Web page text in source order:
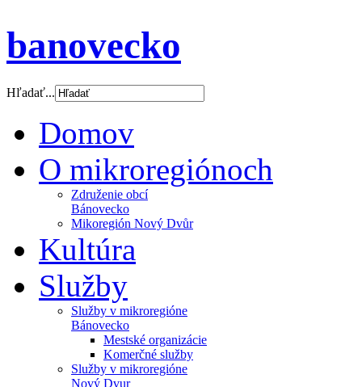
banovecko
Hľadať...
Domov
O mikroregiónoch
Združenie obcí
Bánovecko
Mikoregión Nový Dvůr
Kultúra
Služby
Služby v mikroregióne
Bánovecko
Mestské organizácie
Komerčné služby
Služby v mikroregióne
Nový Dvur